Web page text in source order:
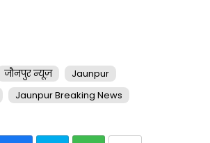
जौनपुर न्यूज़
Jaunpur
Jaunpur Breaking News